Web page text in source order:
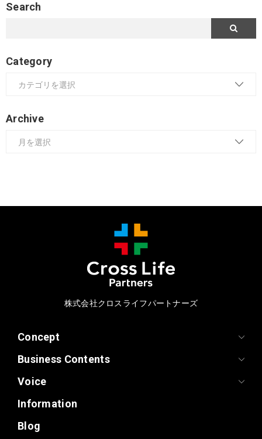
Search
Category
Archive
株式会社クロスライフパートナーズ
Concept
Business Contents
Voice
Information
Blog